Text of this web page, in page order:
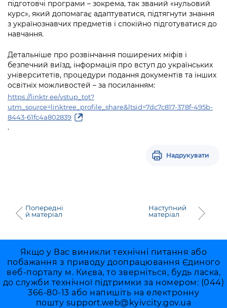
підготовчі програми – зокрема, так званий «нульовий
курс», який допомагає адаптуватися, підтягнути знання
з українознавчих предметів і спокійно підготуватися до
навчання.
Детальніше про розвінчання поширених міфів і
безпечний виїзд, інформація про вступ до українських
університетів, процедури подання документів та інших
освітніх можливостей – за посиланням:
https://linktr.ee/vstup_tot?
utm_source=linktree_profile_share&ltsid=7dc7c817-378f-495b-
8443-61fc4a802839
.
Надрукувати
Попередні
й матеріал
Наступний
матеріал
Якщо у Вас виникли технічні питання або
побажання з приводу доопрацювання Єдиного
веб-порталу м. Києва, то зверніться, будь ласка,
до служби технічної підтримки за номером: (044)
366-80-13 або напишіть на електронну
пошту support.web@kyivcity.gov.ua